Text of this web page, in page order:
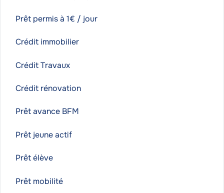
Prêt permis à 1€ / jour
Crédit immobilier
Crédit Travaux
Crédit rénovation
Prêt avance BFM
Prêt jeune actif
Prêt élève
Prêt mobilité